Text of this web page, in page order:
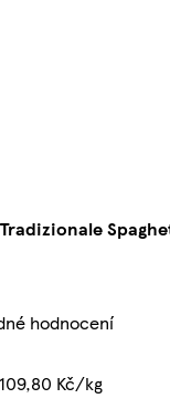
hodnocení
109,80 Kč/kg